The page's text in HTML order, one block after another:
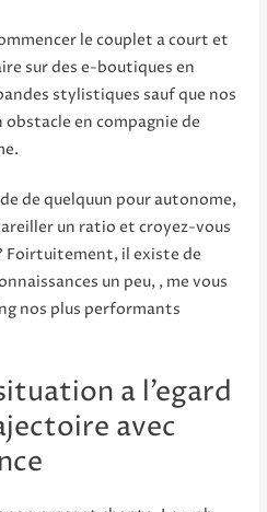
le couplet a court et
sur des e-boutiques en
stylistiques sauf que nos
en compagnie de
de quelquun pour autonome,
un ratio et croyez-vous
il existe de
un peu, , me vous
nos plus performants
a l’egard
avec